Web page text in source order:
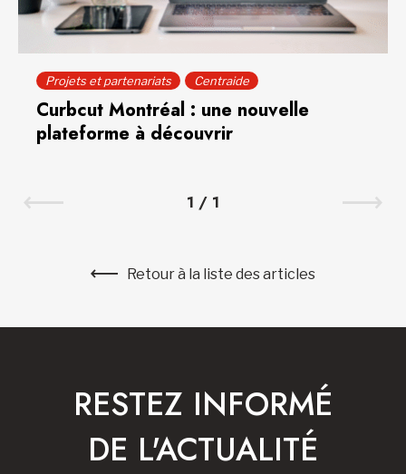
Projets et partenariats Centraide
Curbcut Montréal : une nouvelle
plateforme à découvrir
1 / 1
Retour à la liste des articles
RESTEZ INFORMÉ
DE L'ACTUALITÉ